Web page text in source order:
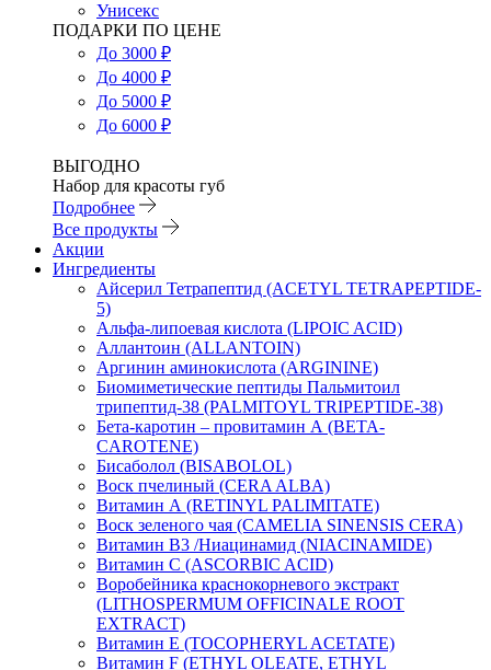
Унисекс
ПОДАРКИ ПО ЦЕНЕ
До 3000 ₽
До 4000 ₽
До 5000 ₽
До 6000 ₽
ВЫГОДНО
Набор для красоты губ
Подробнее
Все продукты
Акции
Ингредиенты
Айсерил Тетрапептид (ACETYL TETRAPEPTIDE-
5)
Альфа-липоевая кислота (LIPOIC ACID)
Аллантоин (ALLANTOIN)
Аргинин аминокислота (ARGININE)
Биомиметические пептиды Пальмитоил
трипептид-38 (PALMITOYL TRIPEPTIDE-38)
Бета-каротин – провитамин А (BETA-
CAROTENE)
Бисаболол (BISABOLOL)
Воск пчелиный (CERA ALBA)
Витамин А (RETINYL PALIMITATE)
Воск зеленого чая (CAMELIA SINENSIS CERA)
Витамин B3 /Ниацинамид (NIACINAMIDE)
Витамин C (ASCORBIC ACID)
Воробейника краснокорневого экстракт
(LITHOSPERMUM OFFICINALE ROOT
EXTRACT)
Витамин Е (TOCOPHERYL ACETATE)
Витамин F (ETHYL OLEATE, ETHYL